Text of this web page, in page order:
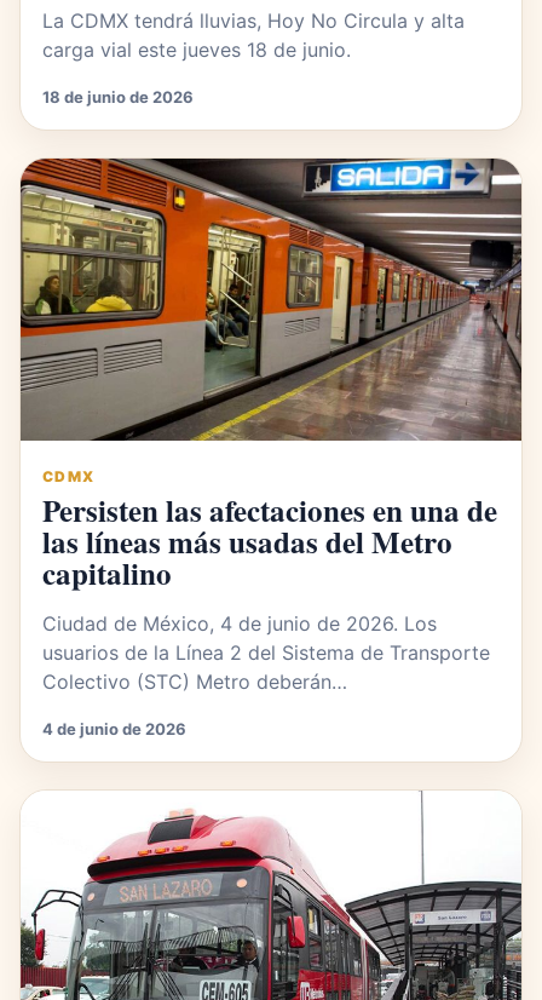
La CDMX tendrá lluvias, Hoy No Circula y alta
carga vial este jueves 18 de junio.
18 de junio de 2026
CDMX
Persisten las afectaciones en una de
las líneas más usadas del Metro
capitalino
Ciudad de México, 4 de junio de 2026. Los
usuarios de la Línea 2 del Sistema de Transporte
Colectivo (STC) Metro deberán…
4 de junio de 2026